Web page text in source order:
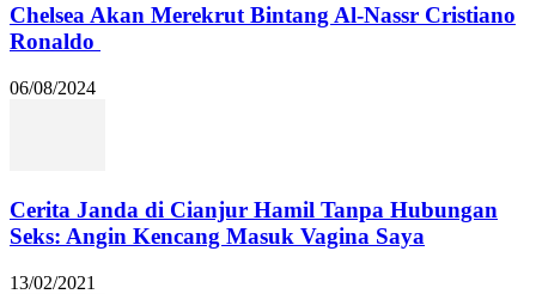
Chelsea Akan Merekrut Bintang Al-Nassr Cristiano
Ronaldo
06/08/2024
Cerita Janda di Cianjur Hamil Tanpa Hubungan
Seks: Angin Kencang Masuk Vagina Saya
13/02/2021